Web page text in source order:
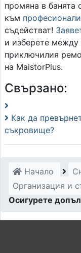
промяна в банята
към
съдействат!
и изберете между
приключилия
на MaistorPlus.
Свързано:
Как да
съкровище?
Начало
Организация и
Осигурете